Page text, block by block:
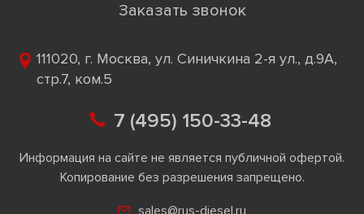
Заказать звонок
111020, г. Москва, ул. Синичкина 2-я ул., д.9А,
стр.7, ком.5
7 (495) 150-33-48
Информация на сайте не является публичной офертой.
Копирование без разрешения запрещено.